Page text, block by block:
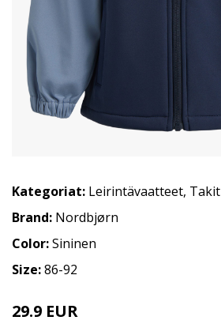
Kategoriat: Leirintävaatteet, Takit
Brand: Nordbjørn
Color:Sininen
Size:86-92
29.9 EUR